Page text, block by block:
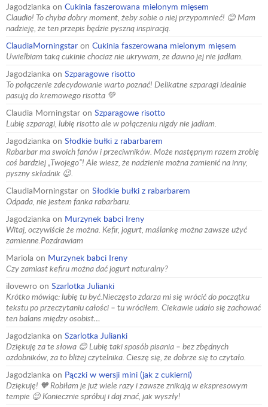
Jagodzianka on Cukinia faszerowana mielonym mięsem
Claudio! To chyba dobry moment, żeby sobie o niej przypomnieć! 😊 Mam
nadzieję, że ten przepis będzie pyszną inspiracją.
ClaudiaMorningstar on Cukinia faszerowana mielonym mięsem
Uwielbiam taką cukinie chociaz nie ukrywam, ze dawno jej nie jadłam.
Jagodzianka on Szparagowe risotto
To połączenie zdecydowanie warto poznać! Delikatne szparagi idealnie
pasują do kremowego risotta 💚
Claudia Morningstar on Szparagowe risotto
Lubię szparagi, lubię risotto ale w połączeniu nigdy nie jadłam.
Jagodzianka on Słodkie bułki z rabarbarem
Rabarbar ma swoich fanów i przeciwników. Może następnym razem zrobię
coś bardziej „Twojego”! Ale wiesz, że nadzienie można zamienić na inny,
pyszny składnik 😉.
ClaudiaMorningstar on Słodkie bułki z rabarbarem
Odpada, nie jestem fanka rabarbaru.
Jagodzianka on Murzynek babci Ireny
Witaj, oczywiście że można. Kefir, jogurt, maślankę można zawsze użyć
zamienne.Pozdrawiam
Mariola on Murzynek babci Ireny
Czy zamiast kefiru można dać jogurt naturalny?
ilovewro on Szarlotka Julianki
Krótko mówiąc: lubię tu być.Nieczęsto zdarza mi się wrócić do początku
tekstu po przeczytaniu całości – tu wróciłem. Ciekawie udało się zachować
ten balans między osobist…
Jagodzianka on Szarlotka Julianki
Dziękuję za te słowa 😊 Lubię taki sposób pisania – bez zbędnych
ozdobników, za to bliżej czytelnika. Cieszę się, że dobrze się to czytało.
Jagodzianka on Pączki w wersji mini (jak z cukierni)
Dziękuję! 🧡 Robiłam je już wiele razy i zawsze znikają w ekspresowym
tempie 😉 Koniecznie spróbuj i daj znać, jak wyszły!